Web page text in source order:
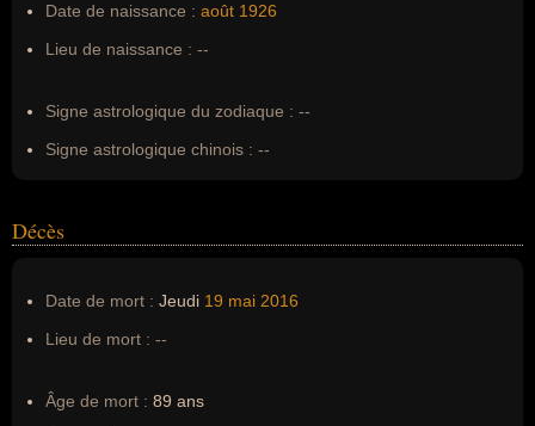
Date de naissance : août 1926
Lieu de naissance : --
Signe astrologique du zodiaque : --
Signe astrologique chinois : --
Décès
Date de mort : Jeudi 19 mai 2016
Lieu de mort : --
Âge de mort : 89 ans